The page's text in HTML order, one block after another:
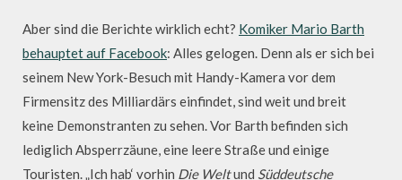
Aber sind die Berichte wirklich echt? Komiker Mario Barth
behauptet auf Facebook: Alles gelogen. Denn als er sich bei
seinem New York-Besuch mit Handy-Kamera vor dem
Firmensitz des Milliardärs einfindet, sind weit und breit
keine Demonstranten zu sehen. Vor Barth befinden sich
lediglich Absperrzäune, eine leere Straße und einige
Touristen. „Ich hab‘ vorhin Die Weltund Süddeutsche